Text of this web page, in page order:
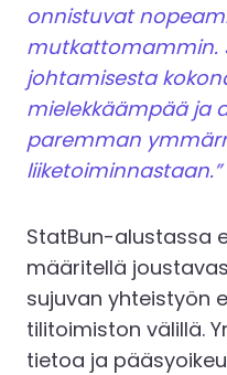
onnistuvat
mutkattomammin.
johtamisesta
mielekkäämpää ja
paremman
liiketoiminnastaan.”
StatBun-alustassa
määritellä
sujuvan yhteistyön
tilitoimiston välillä.
tietoa ja